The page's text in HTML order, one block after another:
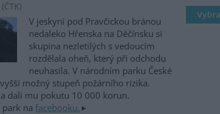
ČTK)
V jeskyni pod Pravčickou bránou
nedaleko Hřenska na Děčínsku si
skupina nezletilých s vedoucím
rozdělala oheň, který při odchodu
neuhasila. V národním parku České
možný stupeň požárního rizika.
dali mu pokutu 10 000 korun.
na facebooku.